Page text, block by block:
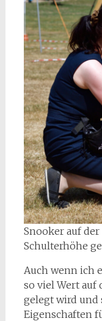
Snooker auf
Schulterhöhe
Auch wenn ich
so viel Wert auf
gelegt wird
Eigenschaften